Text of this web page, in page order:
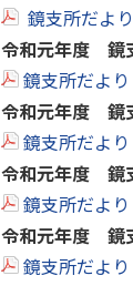
鏡支所だよ
令和元年度 鏡
鏡支所だより
令和元年度 鏡
鏡支所だより
令和元年度 鏡
鏡支所だより
令和元年度 鏡
鏡支所だより